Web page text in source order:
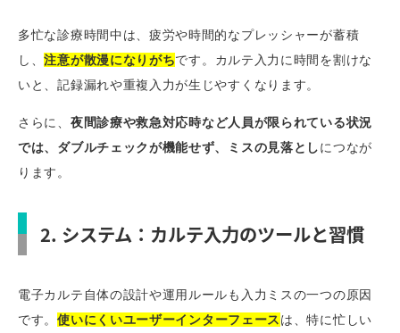
多忙な診療時間中は、疲労や時間的なプレッシャーが蓄積
し、注意が散漫になりがちです。カルテ入力に時間を割けな
いと、記録漏れや重複入力が生じやすくなります。
さらに、 夜間診療や救急対応時など人員が限られている状況
では、ダブルチェックが機能せず、ミスの見落としにつなが
ります。
2. システム：カルテ入力のツールと習慣
電子カルテ自体の設計や運用ルールも入力ミスの一つの原因
です。使いにくいユーザーインターフェースは、特に忙しい